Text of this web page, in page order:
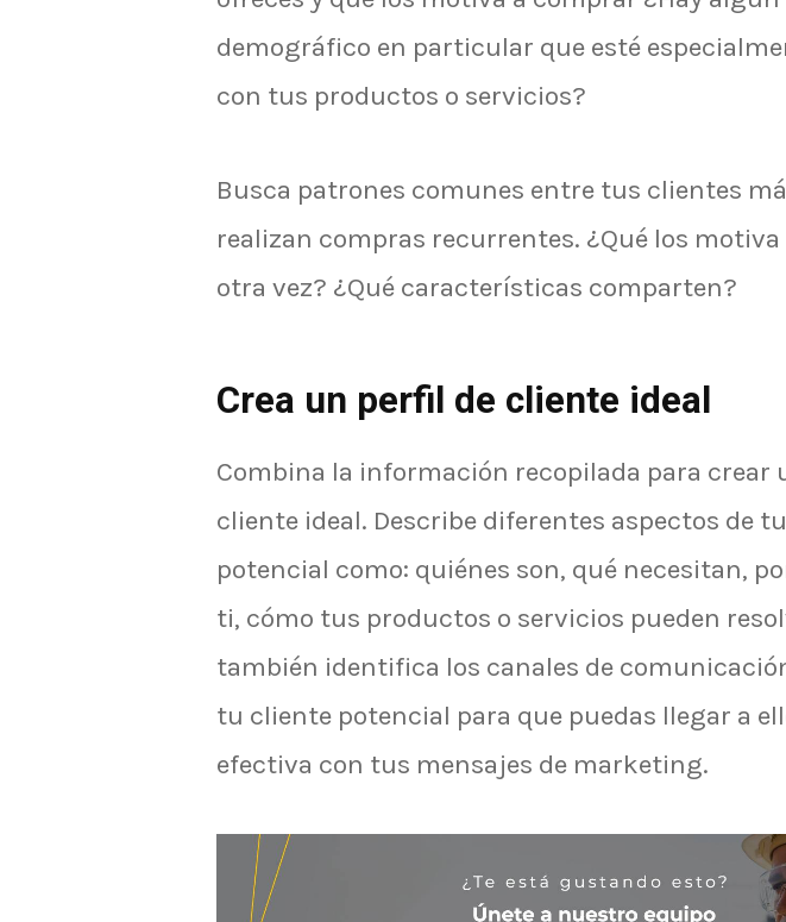
demográfico en particular que esté
con tus productos o servicios?
Busca patrones comunes entre tus clientes
realizan compras recurrentes. ¿Qué los
otra vez? ¿Qué características comparten?
Crea un perfil de cliente ideal
Combina la información recopilada para crear
cliente ideal. Describe diferentes aspectos de
potencial como: quiénes son, qué necesitan,
ti, cómo tus productos o servicios pueden
también identifica los canales de
tu cliente potencial para que puedas llegar a
efectiva con tus mensajes de marketing.